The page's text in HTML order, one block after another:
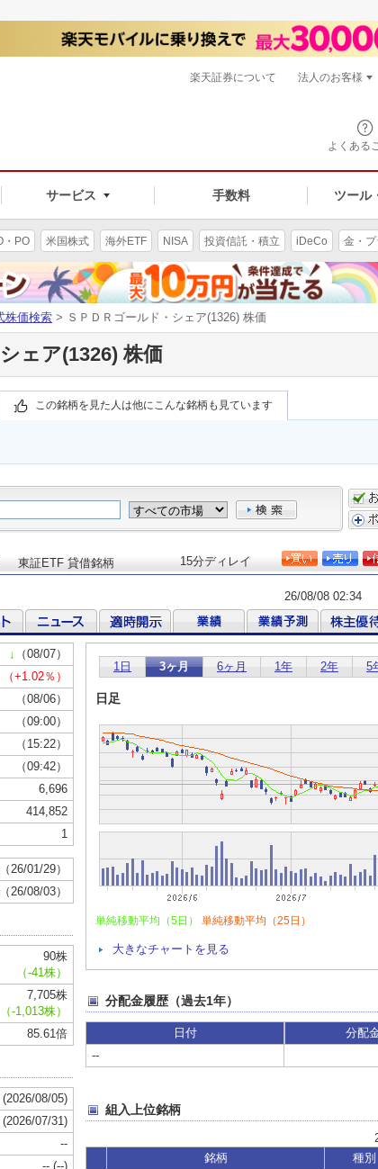
よくある
サービス 手数料 ツール
楽天証券について 法人のお客様
・PO 米国株式 海外ETF NISA 投資信託・積立 iDeCo 金・
株価検索 > ＳＰＤＲゴールド・シェア(1326) 株価
ェア(1326) 株価
この銘柄を見た人は他にこんな銘柄も見ています